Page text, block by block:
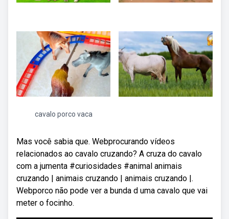
cavalo porco vaca
Mas você sabia que. Webprocurando vídeos
relacionados ao cavalo cruzando? A cruza do cavalo
com a jumenta #curiosidades #animal animais
cruzando | animais cruzando | animais cruzando |.
Webporco não pode ver a bunda d uma cavalo que vai
meter o focinho.